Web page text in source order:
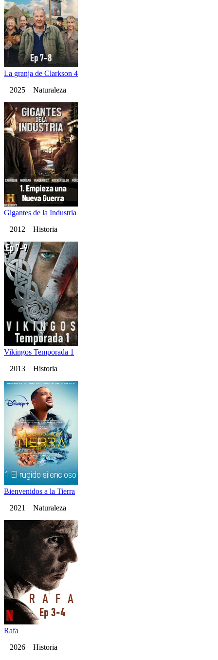
La granja de Clarkson 4
2025 Naturaleza
Gigantes de la Industria
2012 Historia
Vikingos Temporada 1
2013 Historia
Bienvenidos a la Tierra
2021 Naturaleza
Rafa
2026 Historia